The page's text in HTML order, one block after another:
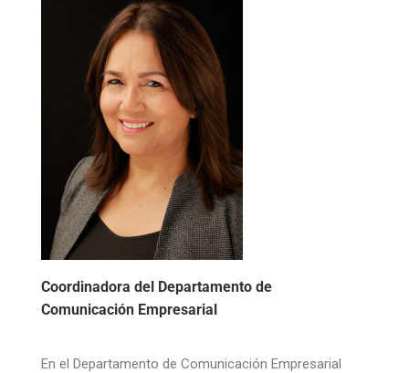
Coordinadora del Departamento de
Comunicación Empresarial
En el Departamento de Comunicación Empresarial